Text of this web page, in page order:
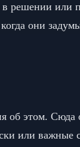
в решении или
они
об этом. Сюда
или важные